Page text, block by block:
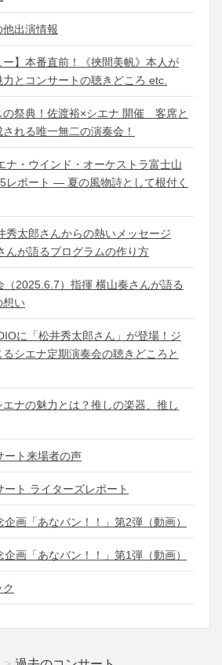
出演情報
ー】本番直前！《挾間美帆》本人が
とコンサートの聴きどころ etc.
の祭典！佐渡裕×シエナ 開催 客席と
れる唯一無二の演奏会！
ナ・ウインド・オーケストラ富士山
レポート ― 夏の風物詩として根付く
秀太郎さんからの熱いメッセージ
んが語るプログラムの作り方
（2025.6.7）指揮 横山奏さんが語る
想い
に「松井秀太郎さん」が登場！ジ
シエナ定期演奏会の聴きどころと
ナの魅力とは？推しの楽器、推し
ート来場者の声
ート ライターズレポート
画「あなバン！！」第2弾（動画）
画「あなバン！！」第1弾（動画）